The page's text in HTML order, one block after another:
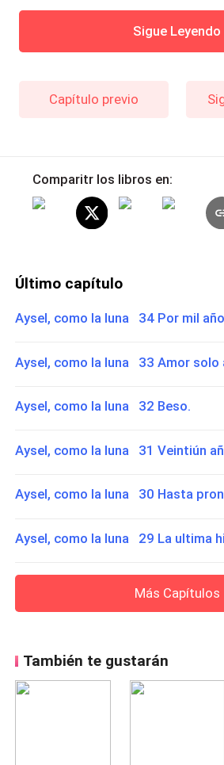
Sigue Leyendo
Capítulo previo
Comparitr los libros en:
Último capítulo
Aysel, como la luna 34 Por mil
Aysel, como la luna 33 Amor solo
Aysel, como la luna 32 Beso.
Aysel, como la luna 31 Veintiún
Aysel, como la luna 30 Hasta
Aysel, como la luna 29 La ultima
Más Capítulos
También te gustarán